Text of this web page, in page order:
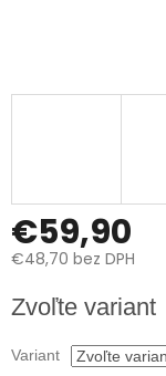
€59,90
€48,70 bez DPH
cena:
Zvoľte variant
Variant